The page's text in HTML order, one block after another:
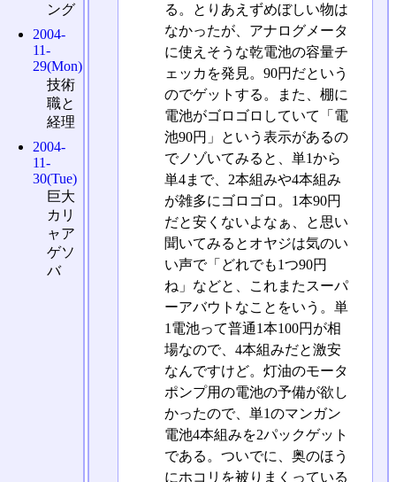
る。とりあえずめぼしい物は
なかったが、アナログメータ
に使えそうな乾電池の容量チ
ェッカを発見。90円だという
のでゲットする。また、棚に
電池がゴロゴロしていて「電
池90円」という表示があるの
でノゾいてみると、単1から
単4まで、2本組みや4本組み
が雑多にゴロゴロ。1本90円
だと安くないよなぁ、と思い
聞いてみるとオヤジは気のい
い声で「どれでも1つ90円
ね」などと、これまたスーパ
ーアバウトなことをいう。単
1電池って普通1本100円が相
場なので、4本組みだと激安
なんですけど。灯油のモータ
ポンプ用の電池の予備が欲し
かったので、単1のマンガン
電池4本組みを2パックゲット
である。ついでに、奥のほう
にホコリを被りまくっている
ング
2004-
11-
29(Mon)
技術
職と
経理
2004-
11-
30(Tue)
巨大
カリ
ャア
ゲソ
バ